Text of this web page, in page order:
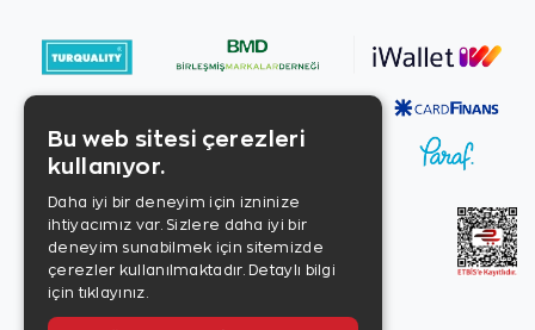
Bu web sitesi çerezleri
kullanıyor.
Daha iyi bir deneyim için izninize
ihtiyacımız var. Sizlere daha iyi bir
deneyim sunabilmek için sitemizde
çerezler kullanılmaktadır. Detaylı bilgi
için tıklayınız.